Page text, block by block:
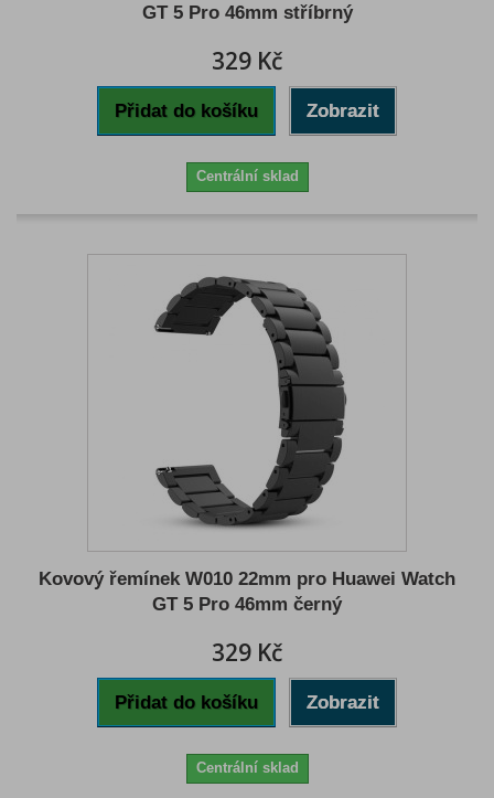
GT 5 Pro 46mm stříbrný
329 Kč
Přidat do košíku Zobrazit
Centrální sklad
Kovový řemínek W010 22mm pro Huawei Watch
GT 5 Pro 46mm černý
329 Kč
Přidat do košíku Zobrazit
Centrální sklad